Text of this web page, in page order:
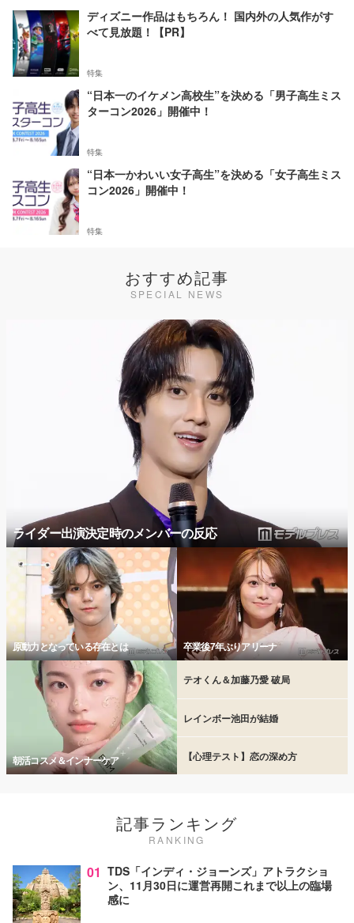
ディズニー作品はもちろん！ 国内外の人気作がす
べて見放題！【PR】
特集
“日本一のイケメン高校生”を決める「男子高生ミス
ターコン2026」開催中！
特集
“日本一かわいい女子高生”を決める「女子高生ミス
コン2026」開催中！
特集
おすすめ記事
SPECIAL NEWS
ライダー出演決定時のメンバーの反応
原動力となっている存在とは 卒業後7年ぶりアリーナ
朝活コスメ＆インナーケア
テオくん＆加藤乃愛 破局
レインボー池田が結婚
【心理テスト】恋の深め方
記事ランキング
RANKING
01 TDS「インディ・ジョーンズ」アトラクショ
ン、11月30日に運営再開これまで以上の臨場
感に